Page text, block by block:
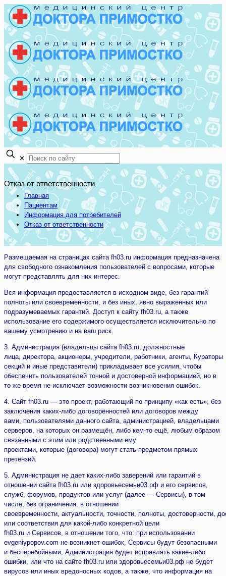
✕
Отказ от ответственности
Главная
Пациентам
Информация для потребителей
Отказ от ответственности
Размещаемая на страницах сайта fh03.ru информация предназначена
для свободного ознакомления пользователей с вопросами, которые
могут представлять для них интерес.
Вся информация предоставляется в исходном виде, без гарантий
полноты или своевременности, и без иных, явно выраженных или
подразумеваемых гарантий. Доступ к сайту fh03.ru, а также
использование его содержимого осуществляется исключительно по
вашему усмотрению и на ваш риск.
3. Администрация (владельцы сайта fh03.ru, должностные
лица, директора, акционеры, учредители, работники, агенты, Кураторы
секций и иные представители) прикладывает все усилия, чтобы
обеспечить пользователей точной и достоверной информацией, но в
то же время не исключает возможности возникновения ошибок.
4. Сайт fh03.ru — это проект, работающий по принципу «как есть», без
заключения каких-либо договорённостей или договоров между
вами, пользователями данного сайта, администрацией, владельцами
серверов, на которых он размещён, либо кем-то ещё, любым образом
связанными с этим или родственными ему
проектами, которые (договора) могут стать предметом прямых
претензий.
5. Администрация не дает каких-либо заверений или гарантий в
отношении сайта fh03.ru или здоровьесемьи03.рф и его сервисов,
служб, форумов, продуктов или услуг (далее — Сервисы), в том
числе, без ограничения, в отношении
своевременности, актуальности, точности, полноты, достоверности,
или соответствия для какой-либо конкретной цели
fh03.ru и Сервисов, в отношении того, что: при использовании
evgeniypopov.com не возникнет ошибок, Сервисы будут безопасными
и бесперебойными, Администрация будет исправлять какие-либо
ошибки, или что на сайте fh03.ru или здоровьесемьи03.рф не будет
вирусов или иных вредоносных кодов, а также, что информация на